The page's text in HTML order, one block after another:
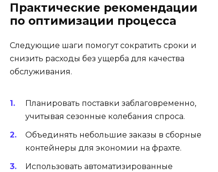
Практические рекомендации
по оптимизации процесса
Следующие шаги помогут сократить сроки и
снизить расходы без ущерба для качества
обслуживания.
Планировать поставки заблаговременно,
учитывая сезонные колебания спроса.
Объединять небольшие заказы в сборные
контейнеры для экономии на фрахте.
Использовать автоматизированные